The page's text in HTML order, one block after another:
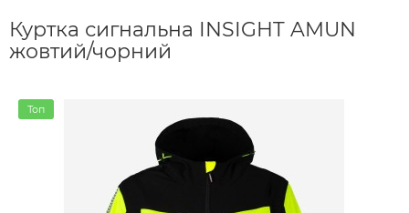
Куртка сигнальна INSIGHT AMUN
жовтий/чорний
Топ